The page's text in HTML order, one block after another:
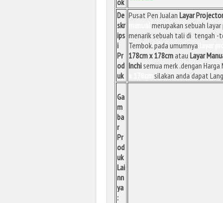
ok
De
skr
ips
i
Pr
od
uk
Pusat Pen Jualan Layar
merupakan sebuah
menarik sebuah tali di tengah -
Tembok. pada umumnya
178cm x 178cmatau Layar
Inchisemua merk .dengan
silakan anda dapat
Ga
m
ba
r
Pr
od
uk
Lai
nn
ya
: